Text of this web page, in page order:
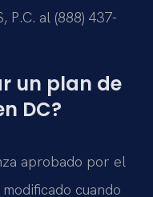
P.C. al (888) 437-
un plan de
DC?
aprobado por el
cuando